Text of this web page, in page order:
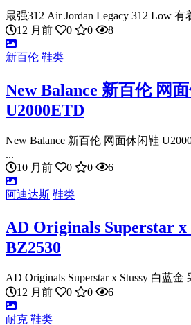
最强312 Air Jordan Legacy 312 Low
12 月前
0 0 8
新百伦 鞋类
New Balance 新百伦 网
U2000ETD
New Balance 新百伦 网面休闲鞋
...
10 月前
0 0 6
阿迪达斯 鞋类
AD Originals Superstar x
BZ2530
AD Originals Superstar x Stussy 白蓝金
12 月前
0 0 6
耐克 鞋类